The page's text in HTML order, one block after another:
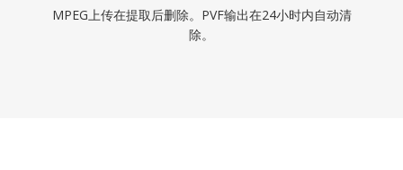
MPEG上传在提取后删除。PVF输出在24小时内自动清
除。